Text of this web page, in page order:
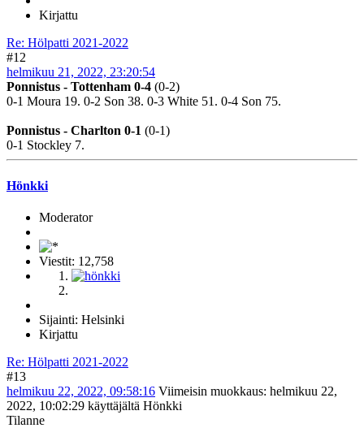
Kirjattu
Re: Hölpatti 2021-2022
#12
helmikuu 21, 2022, 23:20:54
Ponnistus - Tottenham 0-4 (0-2)
0-1 Moura 19. 0-2 Son 38. 0-3 White 51. 0-4 Son 75.
Ponnistus - Charlton 0-1 (0-1)
0-1 Stockley 7.
Hönkki
Moderator
Viestit: 12,758
Sijainti: Helsinki
Kirjattu
Re: Hölpatti 2021-2022
#13
helmikuu 22, 2022, 09:58:16 Viimeisin muokkaus: helmikuu 22,
2022, 10:02:29 käyttäjältä Hönkki
Tilanne